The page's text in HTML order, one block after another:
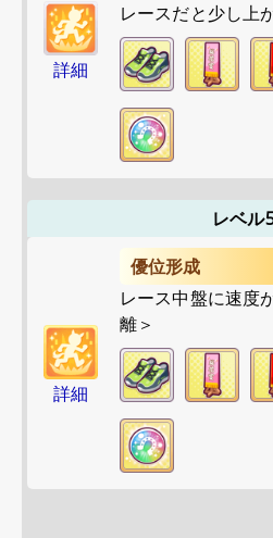
詳細
レースだと少し上
レベル
詳細
優位形成
レース中盤に速度
離＞